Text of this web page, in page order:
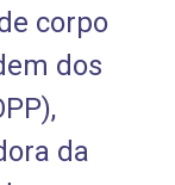
corpo
dos
da